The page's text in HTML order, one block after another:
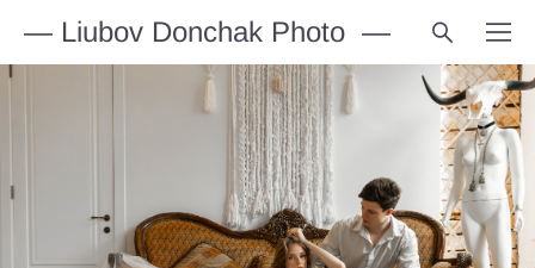
— Liubov Donchak Photo —